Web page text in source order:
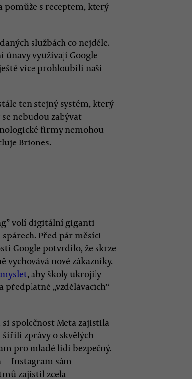
pomůže s receptem, který
službách co nejdéle.
únavy využívají Google
více prohloubili naši
ten stejný systém, který
nebudou zabývat
firmy nemohou
Briones.
volí digitální giganti
Před pár měsíci
Google potvrdilo, že skrze
vychovává nové zákazníky.
, aby školy ukrojily
„vzdělávacích“
společnost Meta zajistila
zprávy o skvělých
pro mladé lidi bezpečný.
Instagram sám —
zajistil zcela